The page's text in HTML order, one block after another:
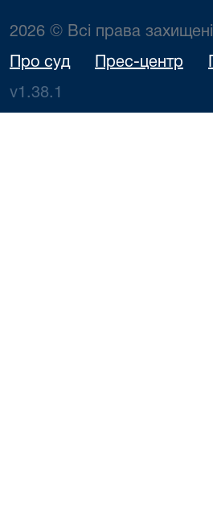
2026 © Всі права захищені
Про суд Прес-центр
v1.38.1